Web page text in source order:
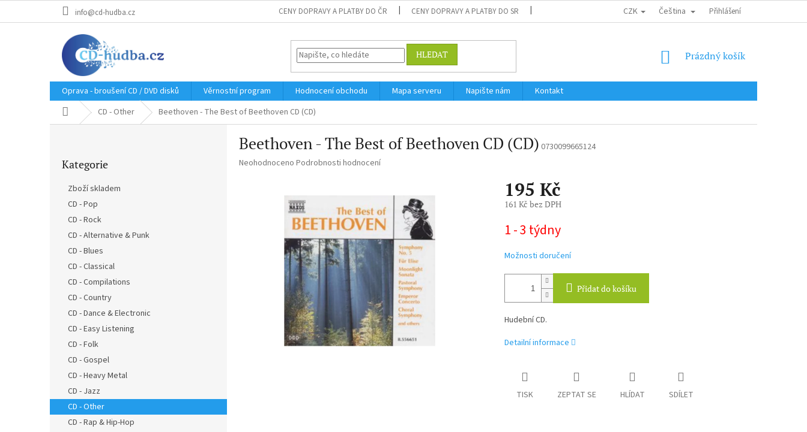
info@cd-hudba.cz CENY DOPRAVY A PLATBY DO ČR CENY DOPRAVY A PLATBY DO SR DOPRAVA DO EU / INTERNATIONAL SHIPPING OBCHODNÍ PODMÍNKY
CZK Čeština Přihlášení
HLEDAT
NÁKUPNÍ
Prázdný košík
Oprava - broušení CD / DVD disků Věrnostní program Hodnocení obchodu Mapa serveru Napište nám
Kontakt
Domů CD - Other Beethoven - The Best of Beethoven CD (CD)
kategorie
Kategorie
Zboží skladem
CD - Pop
CD - Rock
CD - Alternative & Punk
CD - Blues
CD - Classical
CD - Compilations
CD - Country
CD - Dance & Electronic
CD - Easy Listening
CD - Folk
CD - Gospel
CD - Heavy Metal
CD - Jazz
CD - Other
CD - Rap & Hip-Hop
Beethoven - The Best of Beethoven CD (CD) 0730099665124
Průměrné
Neohodnoceno Podrobnosti hodnocení
195 Kč
161 Kč bez DPH
cena:
1 - 3 týdny
Možnosti doručení
Přidat do košíku
Hudební CD.
Detailní informace
TISK ZEPTAT SE HLÍDAT SDÍLET